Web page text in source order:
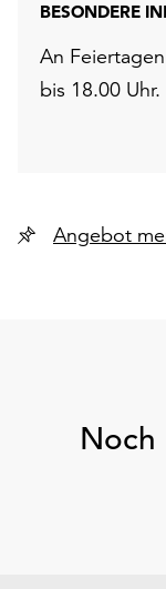
BESONDERE
An
bis 18.00 Uhr.
Noch